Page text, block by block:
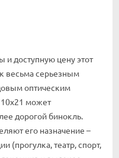
доступную цену этот
весьма серьезным
оптическим
может
дорогой бинокль.
его назначение –
(прогулка, театр, спорт,